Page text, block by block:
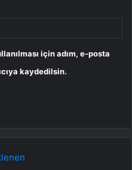
için adım, e-posta
kaydedilsin.